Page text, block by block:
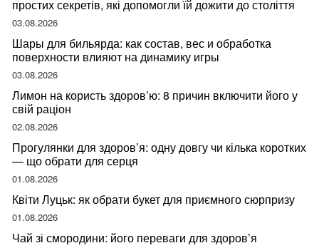
простих секретів, які допомогли їй дожити до століття
03.08.2026
Шары для бильярда: как состав, вес и обработка
поверхности влияют на динамику игры
03.08.2026
Лимон на користь здоров’ю: 8 причин включити його у
свій раціон
02.08.2026
Прогулянки для здоров’я: одну довгу чи кілька коротких
— що обрати для серця
01.08.2026
Квіти Луцьк: як обрати букет для приємного сюрпризу
01.08.2026
Чай зі смородини: його переваги для здоров’я